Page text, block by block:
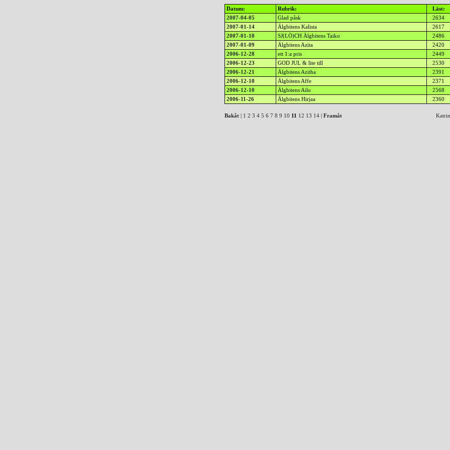
Datum: Rubrik:
Läst:
2007-04-05
Glad påsk
2634
2007-01-14
Älgbitens Kalista
2617
2007-01-10
SJ(LÖ)CH Älgbitens Taiko
2486
2007-01-09
Älgbitens Azita
2420
2006-12-28
ett 1:a pris
2449
2006-12-23
GOD JUL & lite till
2530
2006-12-21
Älgbitens Azitha
2391
2006-12-10
Älgbitens Affe
2371
2006-12-10
Älgbitens Ailo
2568
2006-11-26
Älgbitens Hirjaa 2360
Bakåt 1 2 3 4 5 6 7 8 9 10 11 12 13 14 Framåt Katrin